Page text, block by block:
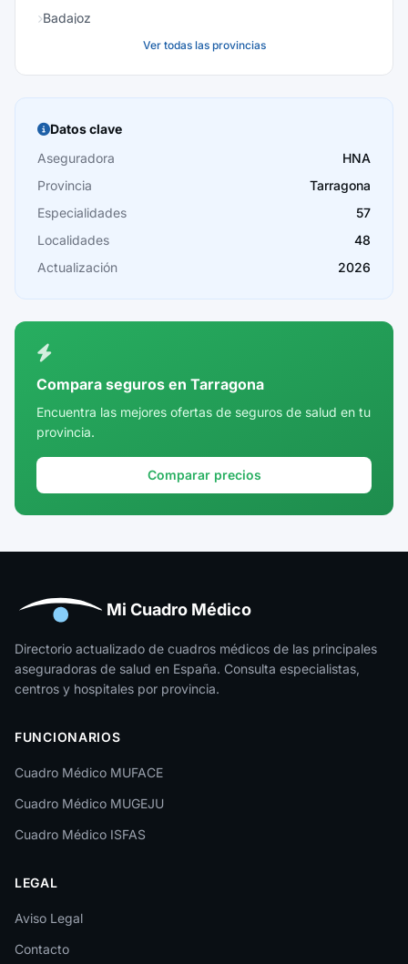
Badajoz
Burgos
Cáceres
Cádiz
Cantabria
Castellón
Córdoba
Cuenca
Girona
Huesca
Jaén
La Rioja
León
Lleida
Lugo
Málaga
Melilla
Murcia
Ver todas las provincias
Datos clave
Aseguradora
HNA
Provincia
Tarragona
Especialidades
57
Localidades
48
Actualización
2026
Compara seguros en Tarragona
Encuentra las mejores ofertas de seguros de salud en tu
provincia.
Comparar precios
Mi Cuadro Médico
Directorio actualizado de cuadros médicos de las principales
aseguradoras de salud en España. Consulta especialistas,
centros y hospitales por provincia.
FUNCIONARIOS
Cuadro Médico MUFACE
Cuadro Médico MUGEJU
Cuadro Médico ISFAS
LEGAL
Aviso Legal
Contacto